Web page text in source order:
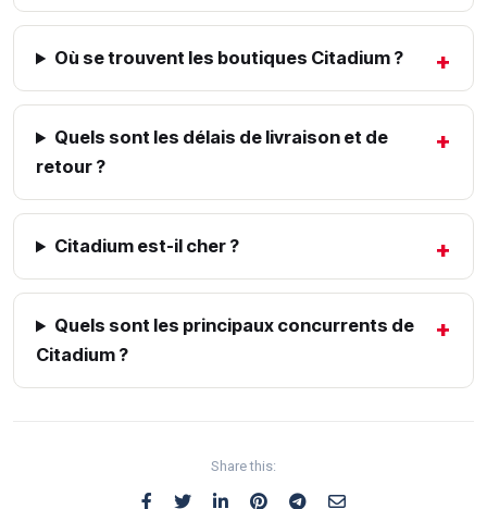
Où se trouvent les boutiques Citadium ?
Quels sont les délais de livraison et de
retour ?
Citadium est-il cher ?
Quels sont les principaux concurrents de
Citadium ?
Share this: